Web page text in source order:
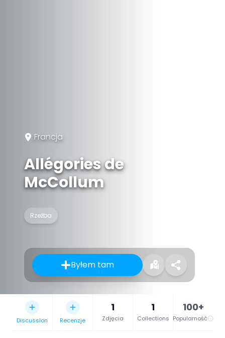
Francja
Allégories de
McCollum
Rzeźba
Byłem tam
Discussion Recenzje
1
Zdjęcia
1
Collections
100+
Popularność